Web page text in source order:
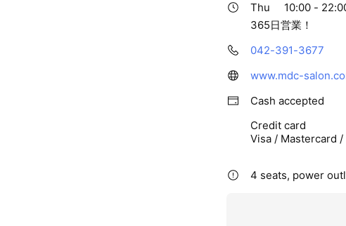
Thu
10:00 -
365日営業！
042-391-3677
www.mdc-
Cash accepted
Credit card
Visa / Mastercard
4 seats, power